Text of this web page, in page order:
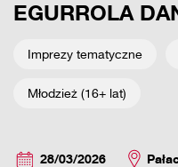
EGURROLA
Imprezy tematyczne
Młodzież (16+ lat)
28/03/2026